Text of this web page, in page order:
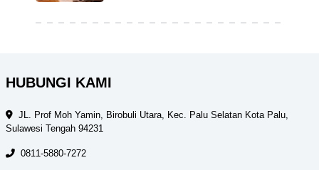
HUBUNGI KAMI
JL. Prof Moh Yamin, Birobuli Utara, Kec. Palu Selatan Kota Palu,
Sulawesi Tengah 94231
0811-5880-7272